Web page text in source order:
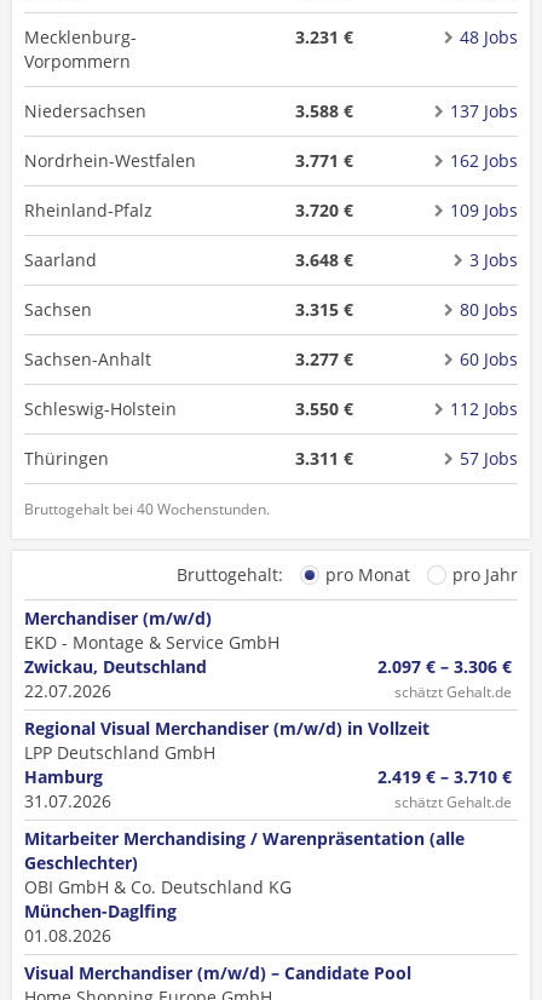
Mecklenburg-
Vorpommern
3.231 € 48 Jobs
Niedersachsen 3.588 € 137 Jobs
Nordrhein-Westfalen 3.771 € 162 Jobs
Rheinland-Pfalz 3.720 € 109 Jobs
Saarland 3.648 € 3 Jobs
Sachsen 3.315 € 80 Jobs
Sachsen-Anhalt 3.277 € 60 Jobs
Schleswig-Holstein 3.550 € 112 Jobs
Thüringen 3.311 € 57 Jobs
Bruttogehalt bei 40 Wochenstunden.
Bruttogehalt: pro Monat
pro Jahr
Merchandiser (m/w/d)
EKD - Montage & Service GmbH
Zwickau, Deutschland
22.07.2026
2.097 € – 3.306 €
schätzt Gehalt.de
Regional Visual Merchandiser (m/w/d) in Vollzeit
LPP Deutschland GmbH
Hamburg
31.07.2026
2.419 € – 3.710 €
schätzt Gehalt.de
Mitarbeiter Merchandising / Warenpräsentation (alle
Geschlechter)
OBI GmbH & Co. Deutschland KG
München-Daglfing
01.08.2026
Visual Merchandiser (m/w/d) – Candidate Pool